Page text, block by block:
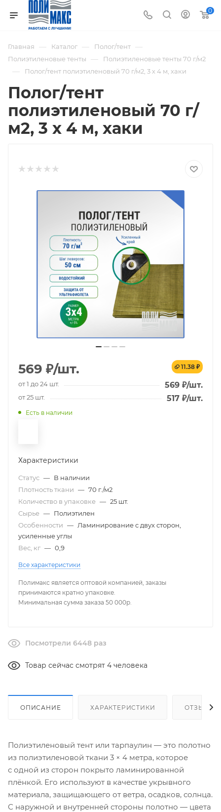
0
Главная — Каталог — Полог/тент —
Полиэтиленовые тенты — Полиэтиленовые тенты 70 г/м2
— Полог/тент полиэтиленовый 70 г/м2, 3 х 4 м, хаки
Полог/тент
полиэтиленовый 70 г/
м2, 3 х 4 м, хаки
569 ₽/шт. 11.38 ₽
от 1 до 24 шт. 569 ₽/шт.
от 25 шт. 517 ₽/шт.
Есть в наличии
Характеристики
Статус — В наличии
Плотность ткани — 70 г./м2
Количество в упаковке — 25 шт.
Сырье — Полиэтилен
Особенности — Ламинирование с двух сторон,
усиленные углы
Вес, кг — 0,9
Все характеристики
Полимакс является оптовой компанией, заказы
принимаются кратно упаковке.
Минимальная сумма заказа 50 000р.
Посмотрели 6448 раз
Товар сейчас смотрят 4 человека
ОПИСАНИЕ ХАРАКТЕРИСТИКИ ОТЗЫВЫ
Полиэтиленовый тент или тарпаулин — это полотно
из полиэтиленовой ткани 3 × 4 метра, которое
с одной из сторон покрыто ламинированной
плёнкой. Его используют в качестве укрывного
материала, защищающего от ветра, осадков, солнца.
С наружной и внутренней стороны полотно — цвета